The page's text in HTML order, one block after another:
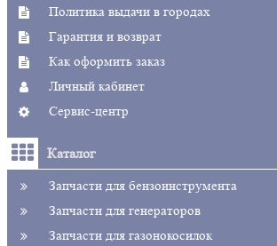
Политика выдачи в городах
Гарантия и возврат
Как оформить заказ
Личный кабинет
Сервис-центр
Каталог
Запчасти для бензоинструмента
Запчасти для генераторов
Запчасти для газонокосилок